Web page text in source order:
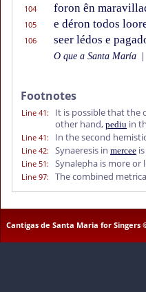
104 foron ên
105 e déron todos
106 seer lédos e
O que a Santa María
Footnotes
Line 41: It is possible that the
other hand, pediu in
Line 41: In the second
Line 42: Synaeresis in mercee
Line 51: Synalepha is more
Line 97: The combined
Cantigas de Santa Maria for Singers